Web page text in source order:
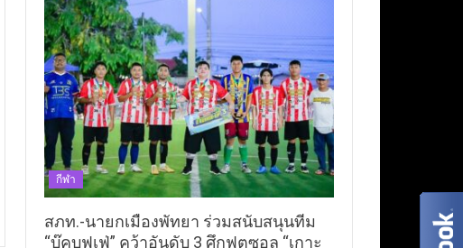
กีฬา
สภท.-นายกเมืองพัทยา ร่วมสนับสนุนทีม
“บุ๊คบุฟเฟ่” คว้าอันดับ 3 ศึกฟุตซอล “เกาะ